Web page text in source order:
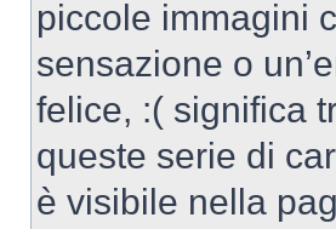
piccole immagini
sensazione o
felice, :( significa
queste serie di
è visibile nella